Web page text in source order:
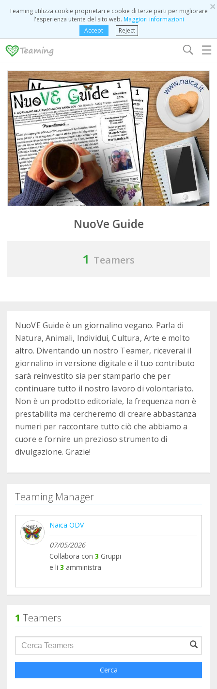
×
Teaming utilizza cookie proprietari e cookie di terze parti per migliorare
l'esperienza utente del sito web. Maggiori informazioni
Accept
Reject
☰
NuoVe Guide
1 Teamers
NuoVE Guide è un giornalino vegano. Parla di
Natura, Animali, Individui, Cultura, Arte e molto
altro. Diventando un nostro Teamer, riceverai il
giornalino in versione digitale e il tuo contributo
sarà reinvestito sia per stamparlo che per
continuare tutto il nostro lavoro di volontariato.
Non è un prodotto editoriale, la frequenza non è
prestabilita ma cercheremo di creare abbastanza
numeri per raccontare tutto ciò che abbiamo a
cuore e fornire un prezioso strumento di
divulgazione. Grazie!
Teaming Manager
Naica ODV
07/05/2026
Collabora con 3 Gruppi
e li 3 amministra
1 Teamers
groupProfile.searchForm.search.text???
Cerca